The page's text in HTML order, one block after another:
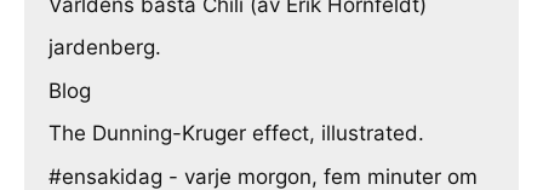
jardenberg.
Blog
The Dunning-Kruger effect, illustrated.
#ensakidag - varje morgon, fem minuter om